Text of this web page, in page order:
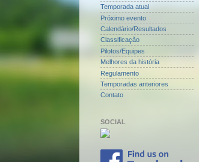
Temporada atual
Próximo evento
Calendário/Resultados
Classificação
Pilotos/Equipes
Melhores da história
Regulamento
Temporadas anteriores
Contato
SOCIAL